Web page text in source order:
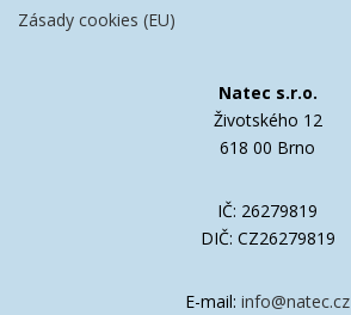
Zásady cookies (EU)
Natec s.r.o.
Životského 12
618 00 Brno
IČ: 26279819
DIČ: CZ26279819
E-mail: info@natec.cz